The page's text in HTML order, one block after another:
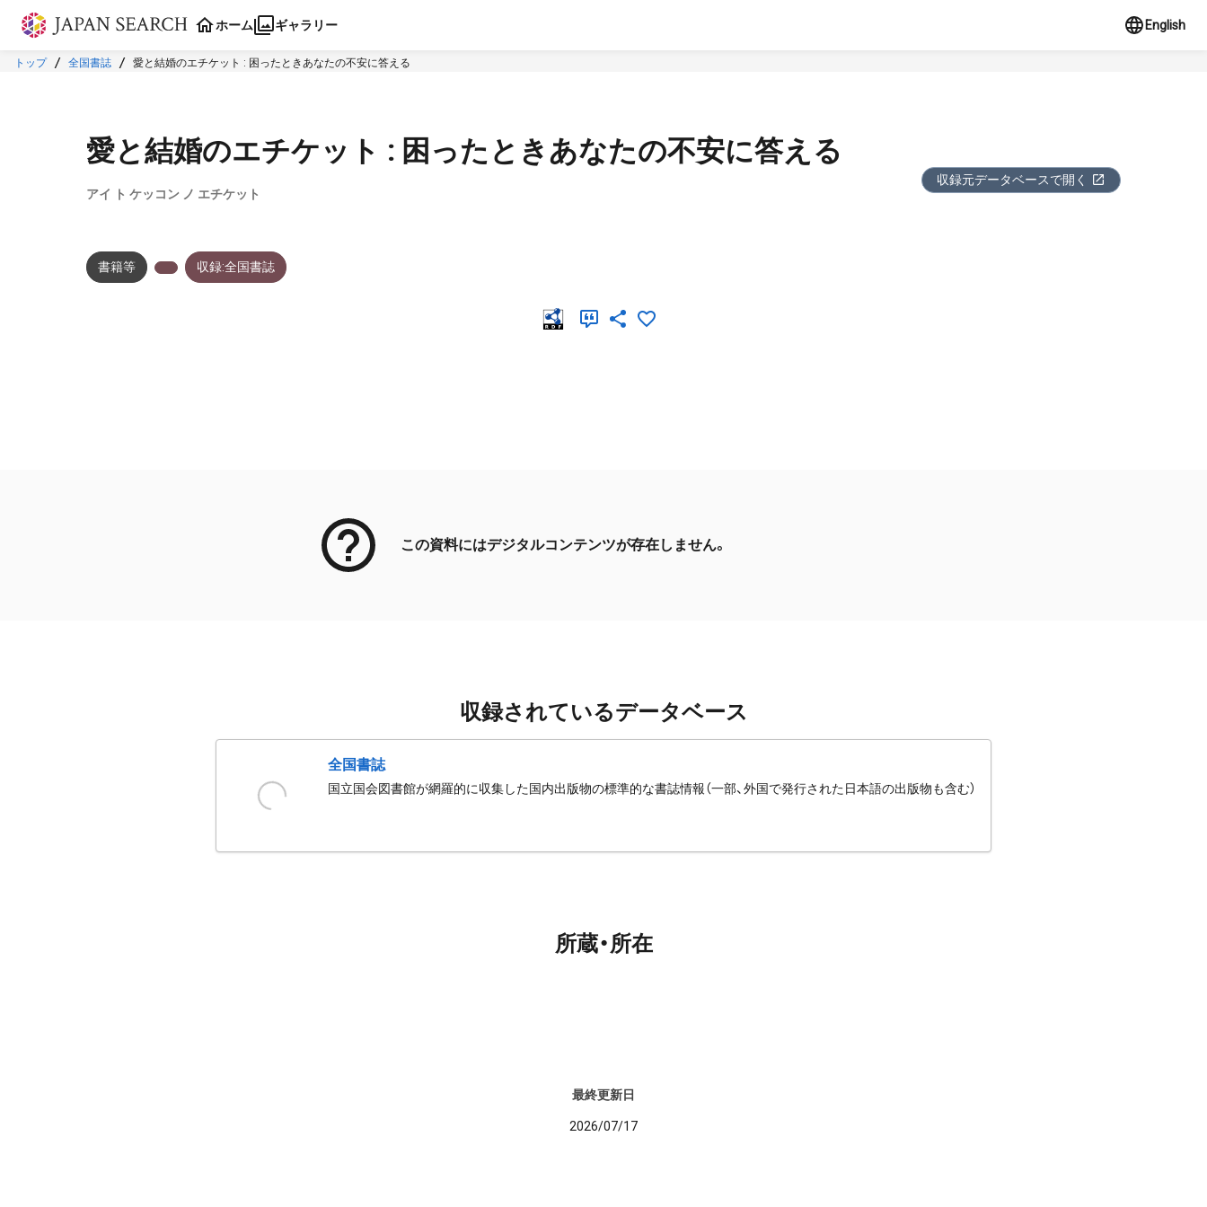
本文に飛ぶ
ホーム ギャラリー English
トップ 全国書誌 愛と結婚のエチケット : 困ったときあなたの不安に答える
愛と結婚のエチケット : 困ったときあなたの不安に答える
アイ ト ケッコン ノ エチケット
収録元データベースで開く
書籍等 収録:全国書誌
この資料にはデジタルコンテンツが存在しません。
収録されているデータベース
全国書誌
国立国会図書館が網羅的に収集した国内出版物の標準的な書誌情報（一部、外国で発行された日本語の出版物も含む）
所蔵・所在
最終更新日
2026/07/17